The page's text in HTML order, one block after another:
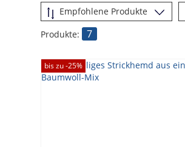
Produkte:
7
bis zu -25%